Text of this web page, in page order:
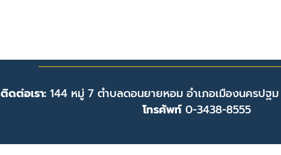
ติดต่อเรา:144 หมู่ 7 ตำบลดอนยายหอม อำเภอเมืองนครป
โทรศัพท์0-3438-8555